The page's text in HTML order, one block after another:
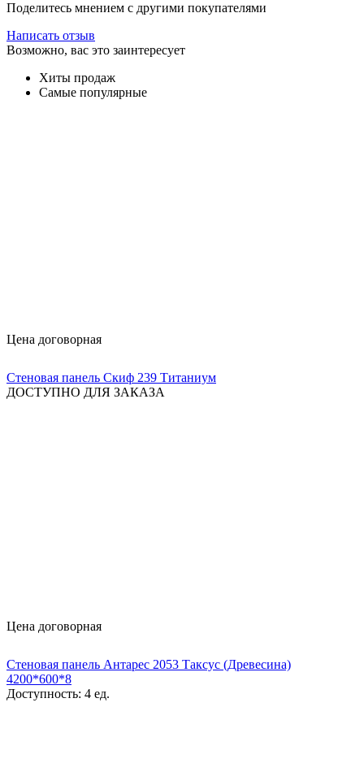
Поделитесь мнением с другими покупателями
Написать отзыв
Возможно, вас это заинтересует
Хиты продаж
Самые популярные
Цена договорная
Стеновая панель Скиф 239 Титаниум
ДОСТУПНО ДЛЯ ЗАКАЗА
Цена договорная
Стеновая панель Антарес 2053 Таксус (Древесина)
4200*600*8
Доступность: 4 ед.